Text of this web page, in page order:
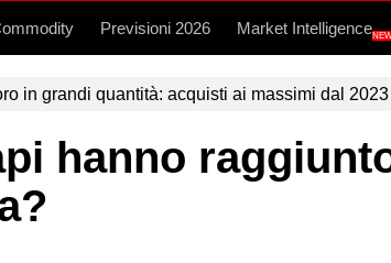
Previsioni 2026 Market Intelligence
in grandi quantità: acquisti ai massimi dal 2023
hanno